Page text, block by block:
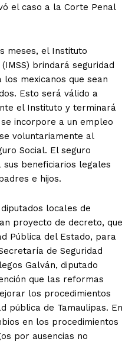
el caso a la Corte Penal
el Instituto
brindará seguridad
mexicanos que sean
Esto será válido a
el Instituto y terminará
incorpore a un empleo
voluntariamente al
Social. El seguro
beneficiarios legales
e hijos.
locales de
proyecto de decreto, que
Pública del Estado, para
de Seguridad
Galván, diputado
que las reformas
los procedimientos
pública de Tamaulipas. En
en los procedimientos
por ausencias no